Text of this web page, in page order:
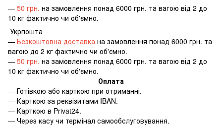
— 50 грн. на замовлення понад 6000 грн. та вагою від 2 до
10 кг фактично чи об'ємно.
Укрпошта
— Безкоштовна доставка на замовлення понад 6000 грн. та
вагою до 2 кг фактично чи об'ємно.
— 50 грн. на замовлення понад 6000 грн. та вагою від 2 до
10 кг фактично чи об'ємно.
Оплата
— Готівкою або карткою при отриманні.
— Карткою за реквізитами IBAN.
— Карткою в Privat24.
— Через касу чи термінал самообслуговування.